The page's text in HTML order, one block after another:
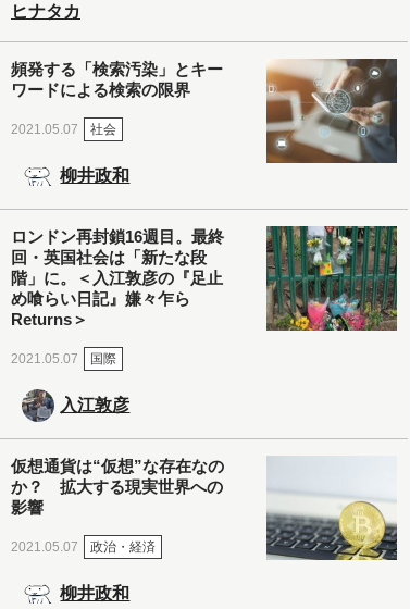
ヒナタカ
頻発する「検索汚染」とキー
ワードによる検索の限界
2021.05.07 社会
柳井政和
ロンドン再封鎖16週目。最終
回・英国社会は「新たな段
階」に。＜入江敦彦の『足止
め喰らい日記』嫌々乍ら
Returns＞
2021.05.07 国際
入江敦彦
仮想通貨は“仮想”な存在なの
か？ 拡大する現実世界への
影響
2021.05.07 政治・経済
柳井政和